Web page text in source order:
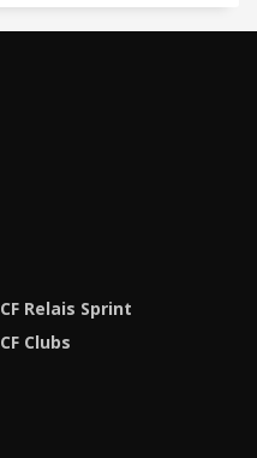
CF Relais Sprint
CF Clubs